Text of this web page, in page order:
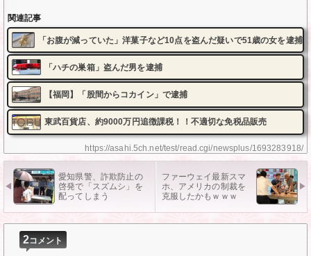
https://asahi.5ch.net/test/read.cgi/newsplus/1693283918/
関連記事
「お腹が減っていた」洋菓子など10点を盗んだ疑いで51歳の女を逮捕
「ハチの巣箱」盗んだ男を逮捕
【福岡】「股間からコカイン」で逮捕
東武百貨店、約9000万円追徴課税！！不適切な免税品販売
愛知県警、詐欺防止の
啓発で「スズムシ」を
配ってしまう
ファーウェイ最新スマ
ホ、アメリカの制裁を
克服したかもｗｗｗ
2コメント